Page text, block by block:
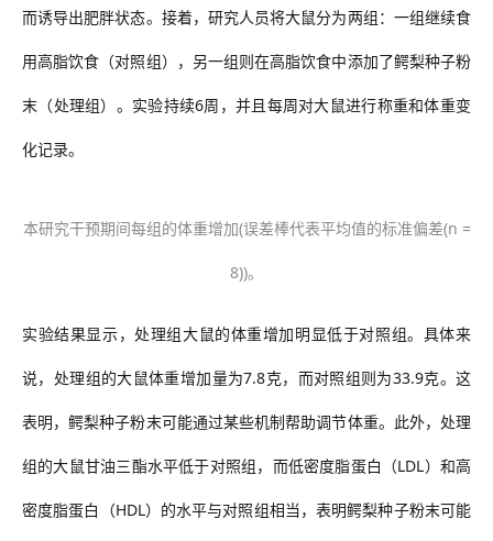
而诱导出肥胖状态。接着，研究人员将大鼠分为两组：一组继续食
用高脂饮食（对照组），另一组则在高脂饮食中添加了鳄梨种子粉
末（处理组）。实验持续6周，并且每周对大鼠进行称重和体重变
化记录。
本研究干预期间每组的体重增加(误差棒代表平均值的标准偏差(n =
8))。
实验结果显示，处理组大鼠的体重增加明显低于对照组。具体来
说，处理组的大鼠体重增加量为7.8克，而对照组则为33.9克。这
表明，鳄梨种子粉末可能通过某些机制帮助调节体重。此外，处理
组的大鼠甘油三酯水平低于对照组，而低密度脂蛋白（LDL）和高
密度脂蛋白（HDL）的水平与对照组相当，表明鳄梨种子粉末可能